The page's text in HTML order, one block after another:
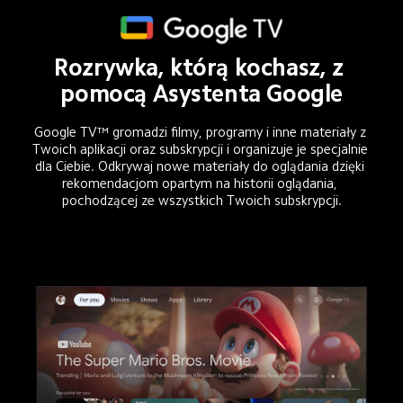
Rozrywka, którą kochasz, z
pomocą Asystenta Google
Google TV™ gromadzi filmy, programy i inne materiały z
Twoich aplikacji oraz subskrypcji i organizuje je specjalnie
dla Ciebie. Odkrywaj nowe materiały do oglądania dzięki
rekomendacjom opartym na historii oglądania,
pochodzącej ze wszystkich Twoich subskrypcji.